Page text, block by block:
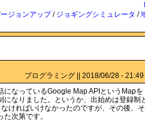
ジョンアップ/ ジョギングシミュレータ /
プログラミング || 2018/06/28 - 21:49 ||
なっているGoogle Map APIというMapを
なりました。というか、出始めは登録制
ければいけなかったのですが、その後、そ
次第です。